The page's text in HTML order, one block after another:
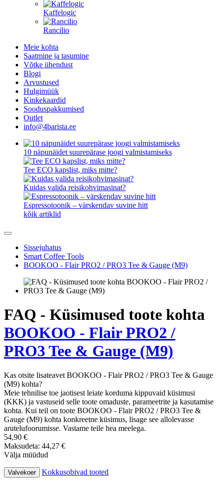
Kaffelogic
Rancilio
Meie kohta
Saatmine ja tasumine
Võtke ühendust
Blogi
Arvustused
Hulgimüük
Kinkekaardid
Sooduspakkumised
Outlet
info@4barista.ee
10 näpunäidet suurepärase joogi valmistamiseks
Tee ECO kapslist, miks mitte?
Kuidas valida reisikohvimasinat?
Espressotoonik – värskendav suvine hitt
kõik artiklid
Sissejuhatus
Smart Coffee Tools
BOOKOO - Flair PRO2 / PRO3 Tee & Gauge (M9)
FAQ - Küsimused toote kohta
BOOKOO - Flair PRO2 /
PRO3 Tee & Gauge (M9)
Kas otsite lisateavet BOOKOO - Flair PRO2 / PRO3 Tee & Gauge
(M9) kohta?
Meie tehnilise toe jaotisest leiate korduma kippuvaid küsimusi
(KKK) ja vastuseid selle toote omaduste, parameetrite ja kasutamise
kohta. Kui teil on toote BOOKOO - Flair PRO2 / PRO3 Tee &
Gauge (M9) kohta konkreetne küsimus, lisage see allolevasse
arutelufoorumisse. Vastame teile hea meelega.
54,90 €
Maksudeta: 44,27 €
Välja müüdud
Valvekoer Kokkusobivad tooted